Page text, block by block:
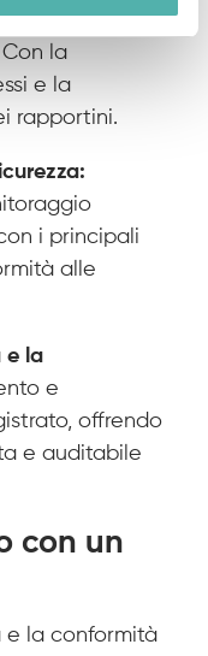
Con la
e la
rapportini.
i principali
alle
e la
e
offrendo
e auditabile
con un
e la conformità